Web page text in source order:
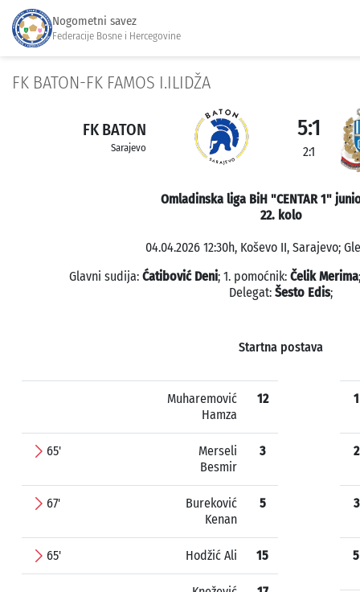
Nogometni savez
Federacije Bosne i Hercegovine
FK BATON-FK FAMOS I.ILIDŽA
FK BATON
Sarajevo
5:1
2:1
Omladinska liga BiH "CENTAR 1"
22. kolo
04.04.2026 12:30h, Koševo II, Sarajevo;
Glavni sudija: Ćatibović Deni; 1. pomoćnik: Čelik Merima
Delegat: Šesto Edis;
Startna postava
Muharemović
Hamza
12
65'
Merseli
Besmir
3
67'
Bureković
Kenan
5
65' Hodžić Ali 15
1
2
3
5